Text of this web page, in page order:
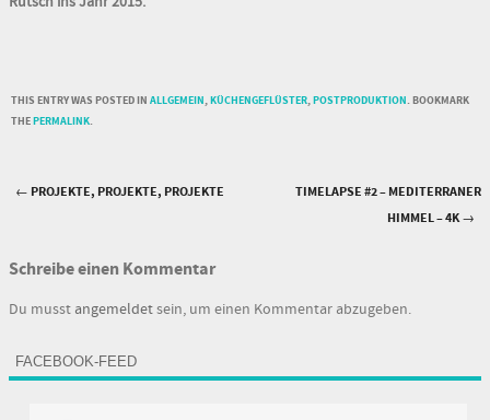
THIS ENTRY WAS POSTED IN ALLGEMEIN,KÜCHENGEFLÜSTER,POSTPRODUKTION. BOOKMARK
THEPERMALINK.
← PROJEKTE, PROJEKTE, PROJEKTE
TIMELAPSE #2 – MEDITERRANER
HIMMEL – 4K→
Schreibe einen Kommentar
Du musst angemeldetsein, um einen Kommentar abzugeben.
FACEBOOK-FEED